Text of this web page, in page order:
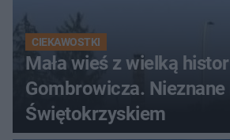
CIEKAWOSTKI
Mała wieś z wielką
Gombrowicza.
Świętokrzyskiem